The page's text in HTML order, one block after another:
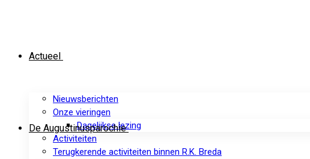
Actueel
Nieuwsberichten
Onze vieringen
Dagelijkse lezing
Activiteiten
Terugkerende activiteiten binnen R.K. Breda
De Augustinusparochie